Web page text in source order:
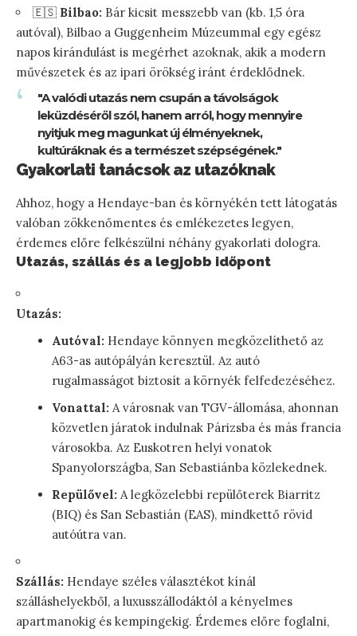
🇪🇸 Bilbao: Bár kicsit messzebb van (kb. 1,5 óra
autóval), Bilbao a Guggenheim Múzeummal egy egész
napos kirándulást is megérhet azoknak, akik a modern
művészetek és az ipari örökség iránt érdeklődnek.
"A valódi utazás nem csupán a távolságok
leküzdéséről szól, hanem arról, hogy mennyire
nyitjuk meg magunkat új élményeknek,
kultúráknak és a természet szépségének."
Gyakorlati tanácsok az utazóknak
Ahhoz, hogy a Hendaye-ban és környékén tett látogatás
valóban zökkenőmentes és emlékezetes legyen,
érdemes előre felkészülni néhány gyakorlati dologra.
Utazás, szállás és a legjobb időpont
Utazás:
Autóval: Hendaye könnyen megközelíthető az
A63-as autópályán keresztül. Az autó
rugalmasságot biztosít a környék felfedezéséhez.
Vonattal: A városnak van TGV-állomása, ahonnan
közvetlen járatok indulnak Párizsba és más francia
városokba. Az Euskotren helyi vonatok
Spanyolországba, San Sebastiánba közlekednek.
Repülővel: A legközelebbi repülőterek Biarritz
(BIQ) és San Sebastián (EAS), mindkettő rövid
autóútra van.
Szállás: Hendaye széles választékot kínál
szálláshelyekből, a luxusszállodáktól a kényelmes
apartmanokig és kempingekig. Érdemes előre foglalni,